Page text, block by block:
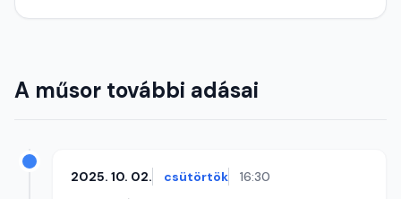
A műsor további adásai
2025. 10. 02. csütörtök 16:30